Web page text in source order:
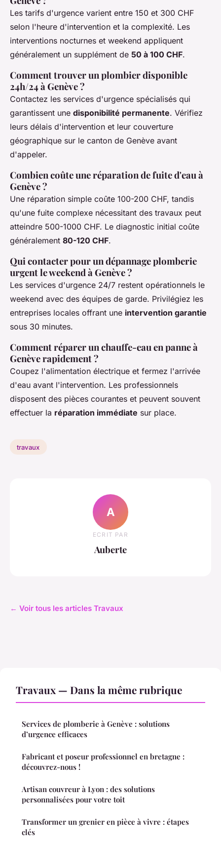
Les tarifs d'urgence varient entre 150 et 300 CHF
selon l'heure d'intervention et la complexité. Les
interventions nocturnes et weekend appliquent
généralement un supplément de 50 à 100 CHF.
Comment trouver un plombier disponible
24h/24 à Genève ?
Contactez les services d'urgence spécialisés qui
garantissent une disponibilité permanente. Vérifiez
leurs délais d'intervention et leur couverture
géographique sur le canton de Genève avant
d'appeler.
Combien coûte une réparation de fuite d'eau à
Genève ?
Une réparation simple coûte 100-200 CHF, tandis
qu'une fuite complexe nécessitant des travaux peut
atteindre 500-1000 CHF. Le diagnostic initial coûte
généralement 80-120 CHF.
Qui contacter pour un dépannage plomberie
urgent le weekend à Genève ?
Les services d'urgence 24/7 restent opérationnels le
weekend avec des équipes de garde. Privilégiez les
entreprises locales offrant une intervention garantie
sous 30 minutes.
Comment réparer un chauffe-eau en panne à
Genève rapidement ?
Coupez l'alimentation électrique et fermez l'arrivée
d'eau avant l'intervention. Les professionnels
disposent des pièces courantes et peuvent souvent
effectuer la réparation immédiate sur place.
travaux
A
ECRIT PAR
Auberte
← Voir tous les articles Travaux
Travaux — Dans la même rubrique
Services de plomberie à Genève : solutions
d’urgence efficaces
Fabricant et poseur professionnel en bretagne :
découvrez-nous !
Artisan couvreur à Lyon : des solutions
personnalisées pour votre toit
Transformer un grenier en pièce à vivre : étapes
clés